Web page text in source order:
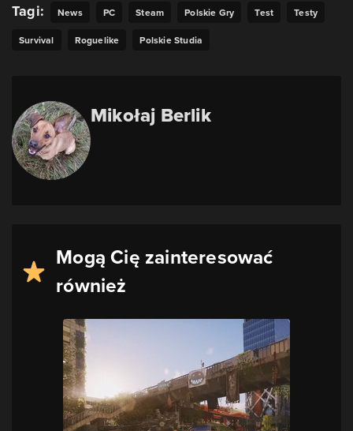
Tagi: News PC Steam Polskie Gry Test
Testy
Survival
Roguelike Polskie Studia
Mikołaj Berlik
Mogą Cię zainteresować
również